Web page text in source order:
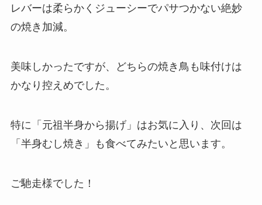
レバーは柔らかくジューシーでパサつかない絶妙
の焼き加減。
美味しかったですが、どちらの焼き鳥も味付けは
かなり控えめでした。
特に「元祖半身から揚げ」はお気に入り、次回は
「半身むし焼き」も食べてみたいと思います。
ご馳走様でした！